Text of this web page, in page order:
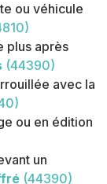
ou véhicule
plus après
(44390)
avec la
ou en édition
un
(44390)